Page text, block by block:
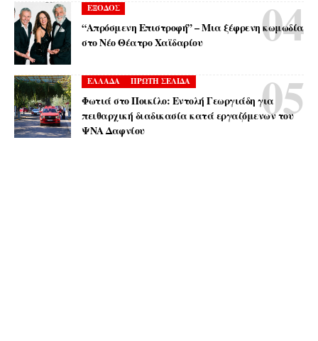
ΕΞΟΔΟΣ
“Απρόσμενη Επιστροφή” – Μια ξέφρενη κωμωδία
στο Νέο Θέατρο Χαϊδαρίου
ΕΛΛΑΔΑ ΠΡΩΤΗ ΣΕΛΙΔΑ
Φωτιά στο Ποικίλο: Εντολή Γεωργιάδη για
πειθαρχική διαδικασία κατά εργαζόμενων του
ΨΝΑ Δαφνίου